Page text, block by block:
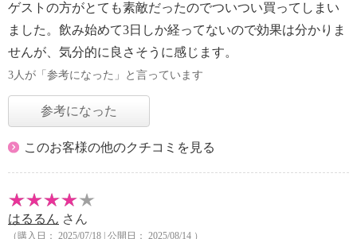
ゲストの方がとても素敵だったのでついつい買ってしまい
ました。飲み始めて3日しか経ってないので効果は分かりま
せんが、気分的に良さそうに感じます。
3人が「参考になった」と言っています
参考になった
このお客様の他のクチコミを見る
はるるん さん
（購入日： 2025/07/18 | 公開日： 2025/08/14 ）